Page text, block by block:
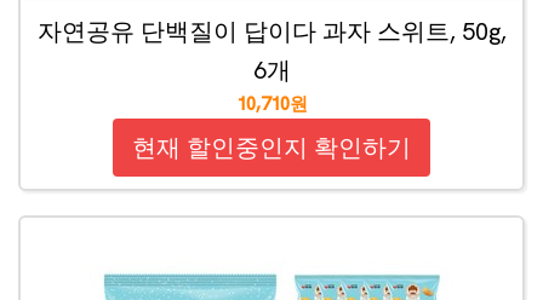
자연공유 단백질이 답이다 과자 스위트, 50g,
6개
10,710원
현재 할인중인지 확인하기